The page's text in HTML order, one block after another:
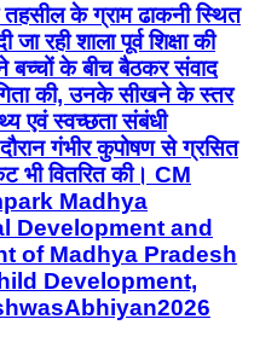
के ग्राम ढाकनी स्थित
रही शाला पूर्व शिक्षा की
बच्चों के बीच बैठकर संवाद
की, उनके सीखने के स्तर
एवं स्वच्छता संबंधी
गंभीर कुपोषण से ग्रसित
भी वितरित की। CM
Madhya
Development and
of Madhya Pradesh
Development,